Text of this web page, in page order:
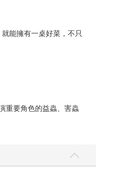
能擁有一桌好菜，不只
重要角色的益蟲、害蟲